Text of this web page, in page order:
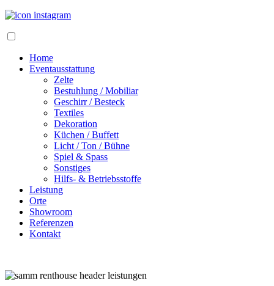
Home
Eventausstattung
Zelte
Bestuhlung / Mobiliar
Geschirr / Besteck
Textiles
Dekoration
Küchen / Buffett
Licht / Ton / Bühne
Spiel & Spass
Sonstiges
Hilfs- & Betriebsstoffe
Leistung
Orte
Showroom
Referenzen
Kontakt